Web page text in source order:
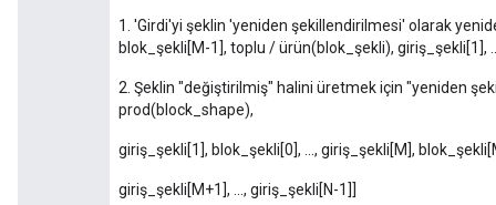
1. 'Girdi'yi şeklin 'yeniden şekillendirilmesi' olarak
blok_şekli[M-1], toplu / ürün(blok_şekli), giriş_şekli[1],
2. Şeklin "değiştirilmiş" halini üretmek için "yeniden
prod(block_shape),
giriş_şekli[1], blok_şekli[0], ..., giriş_şekli[M],
giriş_şekli[M+1], ..., giriş_şekli[N-1]]